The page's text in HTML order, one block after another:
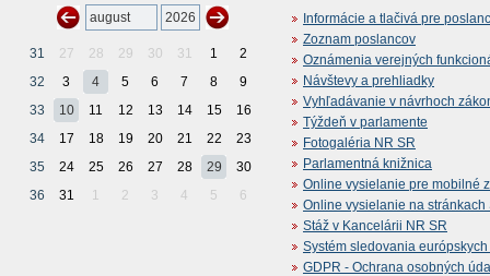
31 27 28 29 30 31 1
2
32
3 4 5 6 7 8
9
33
10 11 12 13 14 15
16
34
17 18 19 20 21 22
23
35
24 25 26 27 28 29
30
36
31 1 2 3 4 5 6
Informácie a tlačivá pre
Zoznam poslancov
Oznámenia verejných
Návštevy a prehliadky
Vyhľadávanie v návrhoch
Týždeň v parlamente
Fotogaléria NR SR
Parlamentná knižnica
Online vysielanie pre mobilné
Online vysielanie na stránkach
Stáž v Kancelárii NR SR
Systém sledovania
GDPR - Ochrana osobných